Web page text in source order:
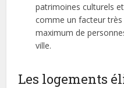
patrimoines culturels
comme un facteur
maximum de
ville.
Les logements